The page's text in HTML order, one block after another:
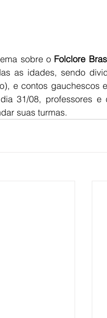
sobre o Folclore
as idades, sendo
e contos
31/08, professores
suas turmas.